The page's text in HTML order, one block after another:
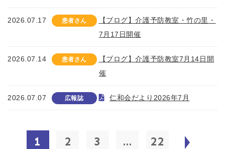
2026.07.17 患者さん
【ブログ】介護予防教室・竹の里・
7月17日開催
2026.07.14 患者さん
【ブログ】介護予防教室7月14日開
催
2026.07.07 広報誌 仁和会だより2026年7月
1 2 3 ... 22